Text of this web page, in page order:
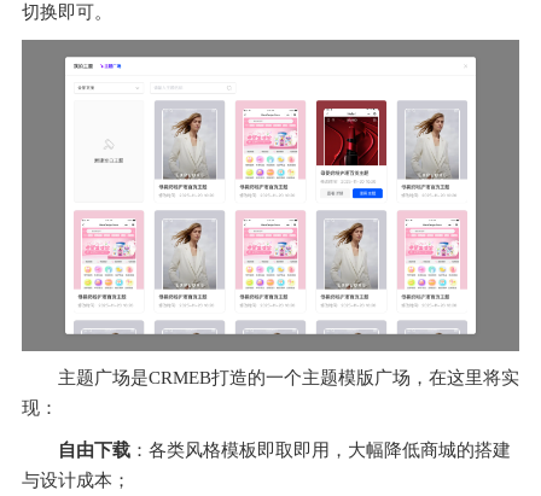
切换即可。
主题广场是CRMEB打造的一个主题模版广场，在这里将实
现：
自由下载 ：各类风格模板即取即用，大幅降低商城的搭建
与设计成本；